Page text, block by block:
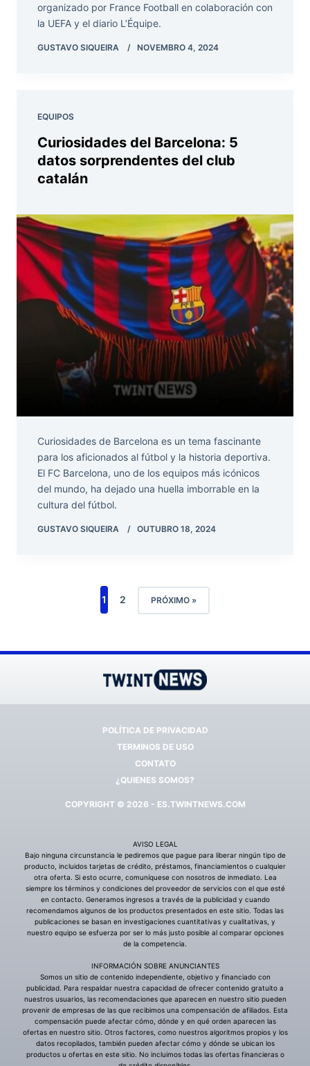
organizado por France Football en colaboración con
la UEFA y el diario L’Équipe.
GUSTAVO SIQUEIRA NOVEMBRO 4, 2024
EQUIPOS
Curiosidades del Barcelona: 5
datos sorprendentes del club
catalán
Curiosidades de Barcelona es un tema fascinante
para los aficionados al fútbol y la historia deportiva.
El FC Barcelona, uno de los equipos más icónicos
del mundo, ha dejado una huella imborrable en la
cultura del fútbol.
GUSTAVO SIQUEIRA OUTUBRO 18, 2024
1 2 PRÓXIMO »
POLÍTICA DE PRIVACIDAD
TERMINOS DE USO
CONTATO
¿QUIENES SOMOS?
COPYRIGHT © 2026 - ES.TWINTNEWS.COM